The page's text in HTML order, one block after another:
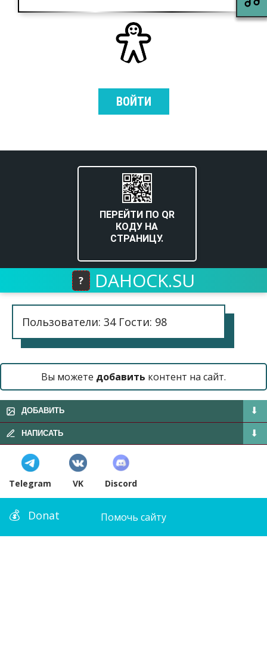
ВОЙТИ
ПЕРЕЙТИ ПО QR
КОДУ НА
СТРАНИЦУ.
? DAHOCK.SU
Пользователи: 34 Гости: 98
Вы можете добавить контент на сайт.
ДОБАВИТЬ
НАПИСАТЬ
Telegram VK Discord
Donat